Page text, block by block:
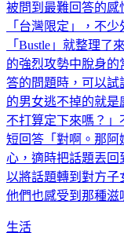
被問到最難回答的感
「台灣限定」，不
「Bustle」就整理
的強烈攻勢中脫身
答的問題時，可以試
的男女逃不掉的就
不打算定下來嗎？
短回答「對啊。那阿
心，適時把話題丟回
以將話題轉到對方子
他們也感受到那種滋
生活